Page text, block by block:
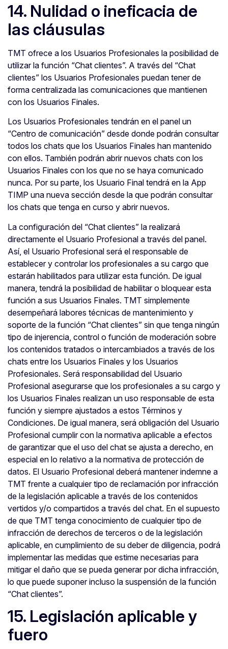
14. Nulidad o ineficacia de
las cláusulas
TMT ofrece a los Usuarios Profesionales la posibilidad de
utilizar la función “Chat clientes”. A través del “Chat
clientes” los Usuarios Profesionales puedan tener de
forma centralizada las comunicaciones que mantienen
con los Usuarios Finales.
Los Usuarios Profesionales tendrán en el panel un
“Centro de comunicación” desde donde podrán consultar
todos los chats que los Usuarios Finales han mantenido
con ellos. También podrán abrir nuevos chats con los
Usuarios Finales con los que no se haya comunicado
nunca. Por su parte, los Usuario Final tendrá en la App
TIMP una nueva sección desde la que podrán consultar
los chats que tenga en curso y abrir nuevos.
La configuración del “Chat clientes” la realizará
directamente el Usuario Profesional a través del panel.
Así, el Usuario Profesional será el responsable de
establecer y controlar los profesionales a su cargo que
estarán habilitados para utilizar esta función. De igual
manera, tendrá la posibilidad de habilitar o bloquear esta
función a sus Usuarios Finales. TMT simplemente
desempeñará labores técnicas de mantenimiento y
soporte de la función “Chat clientes” sin que tenga ningún
tipo de injerencia, control o función de moderación sobre
los contenidos tratados o intercambiados a través de los
chats entre los Usuarios Finales y los Usuarios
Profesionales. Será responsabilidad del Usuario
Profesional asegurarse que los profesionales a su cargo y
los Usuarios Finales realizan un uso responsable de esta
función y siempre ajustados a estos Términos y
Condiciones. De igual manera, será obligación del Usuario
Profesional cumplir con la normativa aplicable a efectos
de garantizar que el uso del chat se ajusta a derecho, en
especial en lo relativo a la normativa de protección de
datos. El Usuario Profesional deberá mantener indemne a
TMT frente a cualquier tipo de reclamación por infracción
de la legislación aplicable a través de los contenidos
vertidos y/o compartidos a través del chat. En el supuesto
de que TMT tenga conocimiento de cualquier tipo de
infracción de derechos de terceros o de la legislación
aplicable, en cumplimiento de su deber de diligencia, podrá
implementar las medidas que estime necesarias para
mitigar el daño que se pueda generar por dicha infracción,
lo que puede suponer incluso la suspensión de la función
“Chat clientes”.
15. Legislación aplicable y
fuero